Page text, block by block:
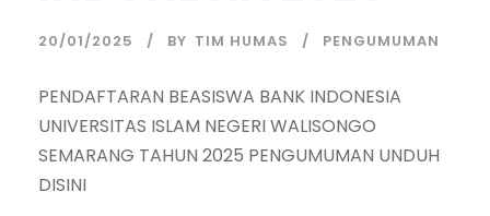
20/01/2025 BY TIM HUMAS PENGUMUMAN
PENDAFTARAN BEASISWA BANK INDONESIA
UNIVERSITAS ISLAM NEGERI WALISONGO
SEMARANG TAHUN 2025 PENGUMUMAN UNDUH
DISINI